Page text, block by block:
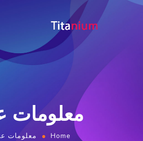
معلومات
Home معلومات